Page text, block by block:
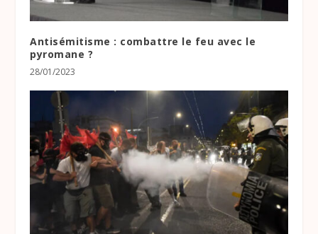
Antisémitisme : combattre le feu avec le
pyromane ?
28/01/2023